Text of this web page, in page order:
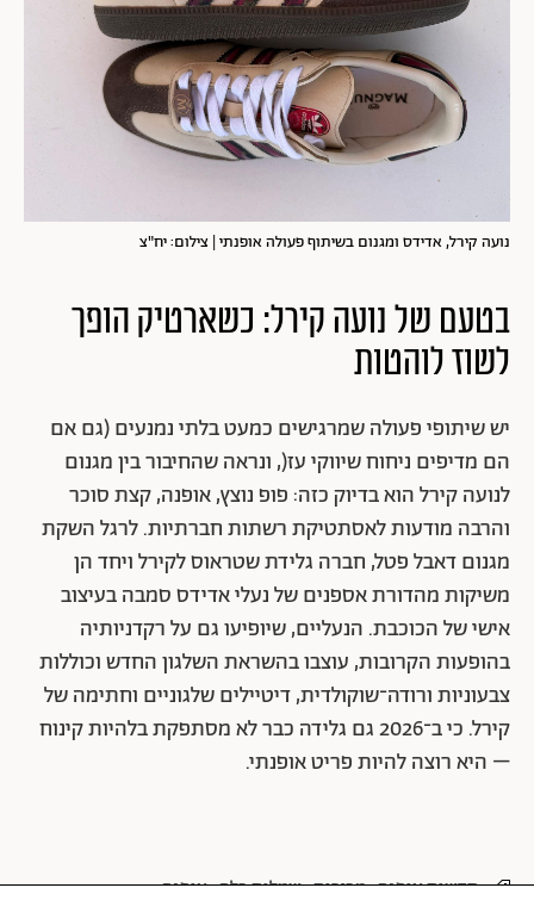
נועה קירל, אדידס ומגנום בשיתוף פעולה אופנתי | צילום: יח"צ
בטעם של נועה קירל: כשארטיק הופך
לשוז לוהטות
יש שיתופי פעולה שמרגישים כמעט בלתי נמנעים (גם אם
הם מדיפים ניחוח שיווקי עז(, ונראה שהחיבור בין מגנום
לנועה קירל הוא בדיוק כזה: פופ נוצץ, אופנה, קצת סוכר
והרבה מודעות לאסתטיקת רשתות חברתיות. לרגל השקת
מגנום דאבל פטל, חברה גלידת שטראוס לקירל ויחד הן
משיקות מהדורת אספנים של נעלי אדידס סמבה בעיצוב
אישי של הכוכבת. הנעליים, שיופיעו גם על רקדניותיה
בהופעות הקרובות, עוצבו בהשראת השלגון החדש וכוללות
צבעוניות ורודה־שוקולדית, דיטיילים שלגוניים וחתימה של
קירל. כי ב־2026 גם גלידה כבר לא מסתפקת בלהיות קינוח
– היא רוצה להיות פריט אופנתי.
חדשות אופנה מכירות שמלות כלה אופנה